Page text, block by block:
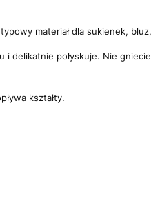
materiał dla sukienek,
delikatnie połyskuje. Nie
kształty.